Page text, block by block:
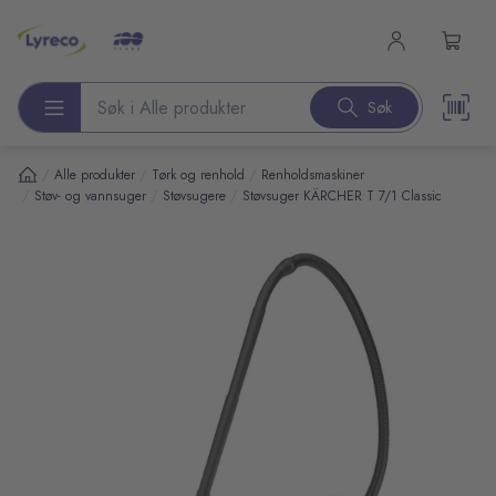
Søk etter produkter Søk
Alle produkter Tørk og renhold Renholdsmaskiner
Støv- og vannsuger Støvsugere Støvsuger KÄRCHER T 7/1 Classic